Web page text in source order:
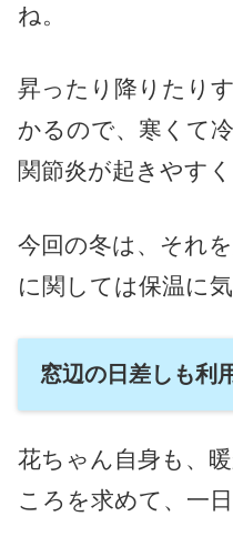
ね。
昇ったり降りたり
かるので、寒くて
関節炎が起きやす
今回の冬は、それ
に関しては保温に
窓辺の日差しも利
花ちゃん自身も、
ころを求めて、一